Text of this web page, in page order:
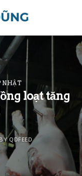
NHẬT
loạt tăng
QDFEED